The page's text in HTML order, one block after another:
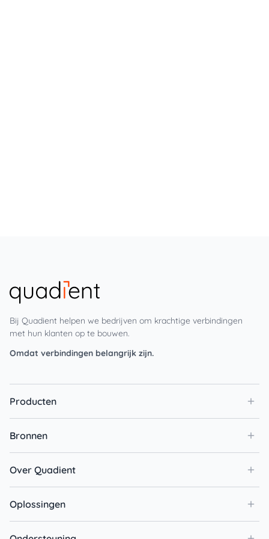
Bij Quadient helpen we bedrijven om krachtige verbindingen
met hun klanten op te bouwen.
Omdat verbindingen belangrijk zijn.
Producten
Bronnen
Over Quadient
Oplossingen